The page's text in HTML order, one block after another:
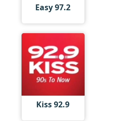
Easy 97.2
Kiss 92.9